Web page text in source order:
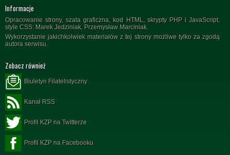
Informacje
Opracowanie strony, szata graficzna, kod HTML, skrypty PHP i JavaScript,
style CSS: Marek Jedziniak, Przemysław Marciniak.
Wykorzystanie jakichkolwiek materiałów z tej strony możliwe tylko za zgodą
autora serwisu.
Zobacz również
Biuletyn Filatelistyczny
Kanał RSS
Profil KZP na Twitterze
Profil KZP na Facebooku